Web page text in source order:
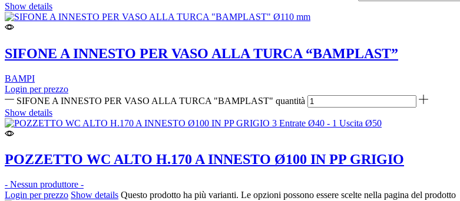
Show details
SIFONE A INNESTO PER VASO ALLA TURCA “BAMPLAST”
BAMPI
Login per prezzo
SIFONE A INNESTO PER VASO ALLA TURCA "BAMPLAST" quantità
Show details
POZZETTO WC ALTO H.170 A INNESTO Ø100 IN PP GRIGIO
- Nessun produttore -
Login per prezzo Show details Questo prodotto ha più varianti. Le opzioni possono essere scelte nella pagina del prodotto